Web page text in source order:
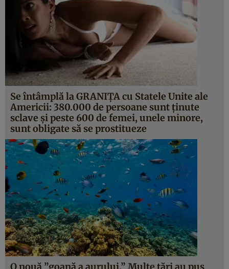
Se întâmplă la GRANIŢA cu Statele Unite ale
Americii: 380.000 de persoane sunt ţinute
sclave şi peste 600 de femei, unele minore,
sunt obligate să se prostitueze